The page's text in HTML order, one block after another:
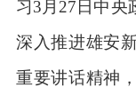
习3 月 27 日中央
深入推进雄安
重要讲话精神